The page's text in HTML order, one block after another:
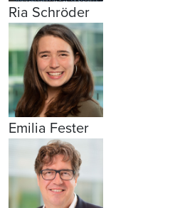
Ria Schröder
Emilia Fester